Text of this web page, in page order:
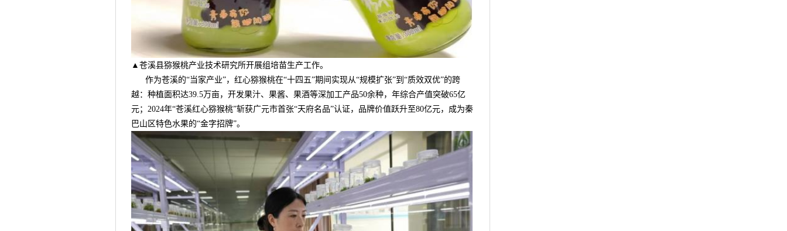
▲苍溪县猕猴桃产业技术研究所开展组培苗生产工作。
作为苍溪的“当家产业”，红心猕猴桃在“十四五”期间实现从“规模扩张”到“质效双优”的跨
越：种植面积达39.5万亩，开发果汁、果酱、果酒等深加工产品50余种，年综合产值突破65亿
元；2024年“苍溪红心猕猴桃”斩获广元市首张“天府名品”认证，品牌价值跃升至80亿元，成为秦
巴山区特色水果的“金字招牌”。